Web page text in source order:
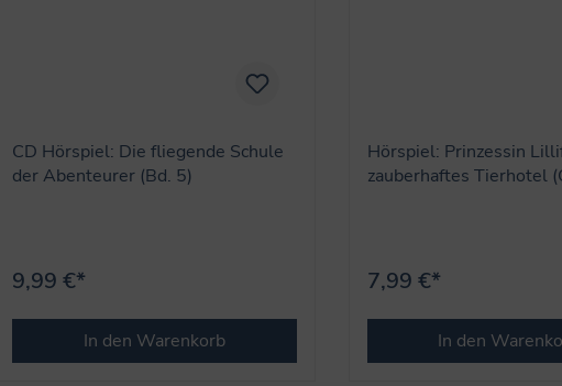
CD Hörspiel: Die fliegende Schule
der Abenteurer (Bd. 5)
9,99 €*
In den Warenkorb
Hörspiel: Prinzessin
zauberhaftes Tierhotel
7,99 €*
In den